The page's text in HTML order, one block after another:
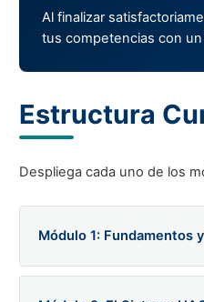
Al finalizar
tus competencias con
Estructura
Despliega cada uno de los
Módulo 1: Fundamentos